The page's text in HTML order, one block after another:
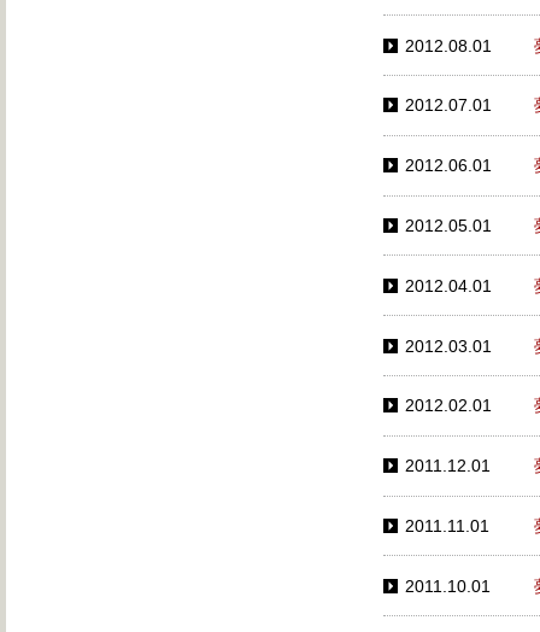
2012.08.01
2012.07.01
2012.06.01
2012.05.01
2012.04.01
2012.03.01
2012.02.01
2011.12.01
2011.11.01
2011.10.01